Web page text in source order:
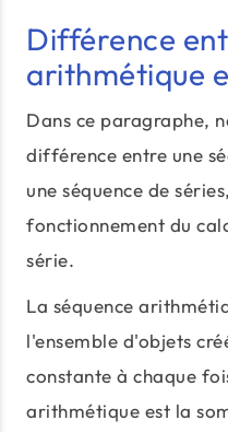
Différence
arithmétique
Dans ce paragraphe,
différence entre une
une séquence de
fonctionnement du
série.
La séquence
l'ensemble d'objets
constante à chaque
arithmétique est la